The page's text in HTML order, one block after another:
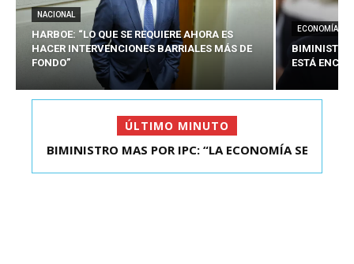
NACIONAL
HARBOE: “LO QUE SE REQUIERE AHORA ES
HACER INTERVENCIONES BARRIALES MÁS DE
FONDO”
ECONOMÍA
BIMINISTRO
ESTÁ
ÚLTIMO MINUTO
KAST SE REUNIÓ CON EL PRESIDENTE ELECTO DE
BIMINISTRO MAS POR IPC: “LA ECONOMÍA SE